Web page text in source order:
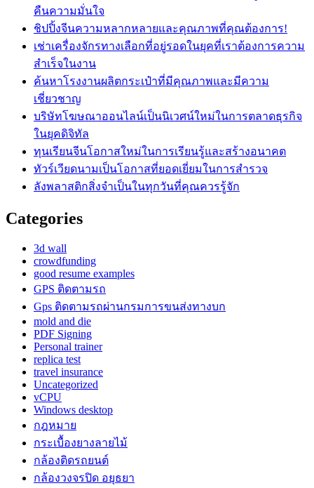
คืนความมั่นใจ
ชิปปิ้งจีนความหลากหลายและคุณภาพที่คุณต้องการ!
เช่าเครื่องจักรทางเลือกที่อยู่รอดในยุคที่เราต้องการความ
สำเร็จในงาน
ค้นหาโรงงานผลิตกระเป๋าที่มีคุณภาพและมีความ
เชี่ยวชาญ
บริษัทโฆษณาออนไลน์เป็นนิเวศน์ใหม่ในการตลาดธุรกิจ
ในยุคดิจิทัล
ทุนเรียนจีนโอกาสใหม่ในการเรียนรู้และสร้างอนาคต
ทัวร์เวียดนามเป็นโอกาสที่ยอดเยี่ยมในการสำรวจ
ลังพลาสติกสิ่งจำเป็นในทุกวันที่คุณควรรู้จัก
Categories
3d wall
crowdfunding
good resume examples
GPS ติดตามรถ
Gps ติดตามรถผ่านกรมการขนส่งทางบก
mold and die
PDF Signing
Personal trainer
replica test
travel insurance
Uncategorized
vCPU
Windows desktop
กฎหมาย
กระเบื้องยางลายไม้
กล้องติดรถยนต์
กล้องวงจรปิด อยุธยา